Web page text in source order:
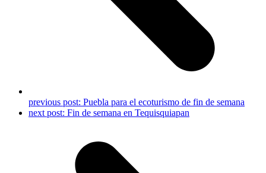
previous post: Puebla para el ecoturismo de fin de semana
next post: Fin de semana en Tequisquiapan